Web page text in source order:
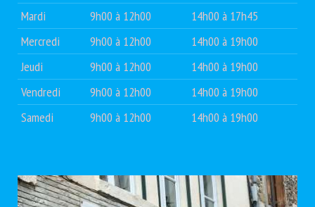
Mardi
9h00 à 12h00
14h00 à 17h45
Mercredi
9h00 à 12h00
14h00 à 19h00
Jeudi
9h00 à 12h00
14h00 à 19h00
Vendredi
9h00 à 12h00
14h00 à 19h00
Samedi
9h00 à 12h00 14h00 à 19h00